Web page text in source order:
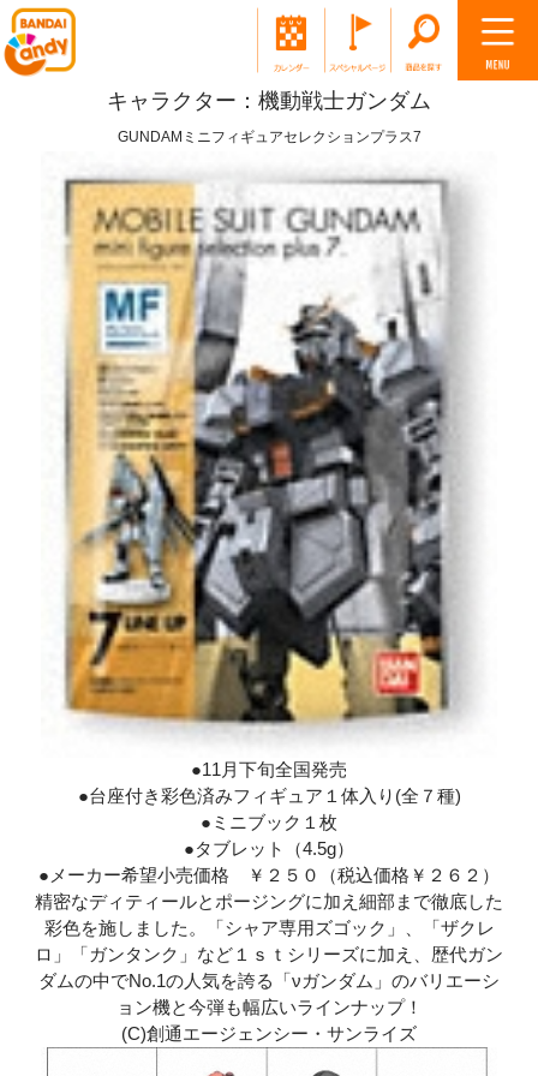
キャラクター：機動戦士ガンダム
GUNDAMミニフィギュアセレクションプラス7
●11月下旬全国発売
●台座付き彩色済みフィギュア１体入り(全７種)
●ミニブック１枚
●タブレット（4.5g）
●メーカー希望小売価格 ￥２５０（税込価格￥２６２）
精密なディティールとポージングに加え細部まで徹底した
彩色を施しました。「シャア専用ズゴック」、「ザクレ
ロ」「ガンタンク」など１ｓｔシリーズに加え、歴代ガン
ダムの中でNo.1の人気を誇る「νガンダム」のバリエーシ
ョン機と今弾も幅広いラインナップ！
(C)創通エージェンシー・サンライズ